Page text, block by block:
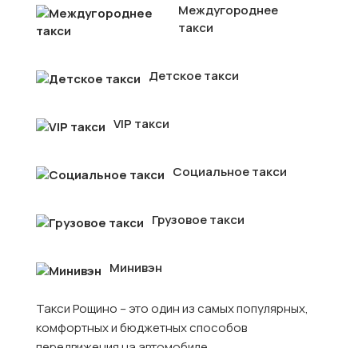
Междугороднее
такси
Детское такси
VIP такси
Социальное такси
Грузовое такси
Минивэн
Такси Рощино – это один из самых популярных,
комфортных и бюджетных способов